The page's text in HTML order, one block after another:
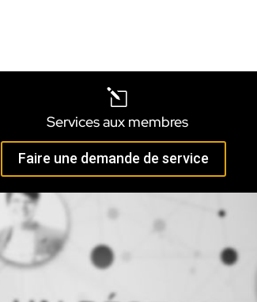
l
Services aux membres
Faire une demande de service